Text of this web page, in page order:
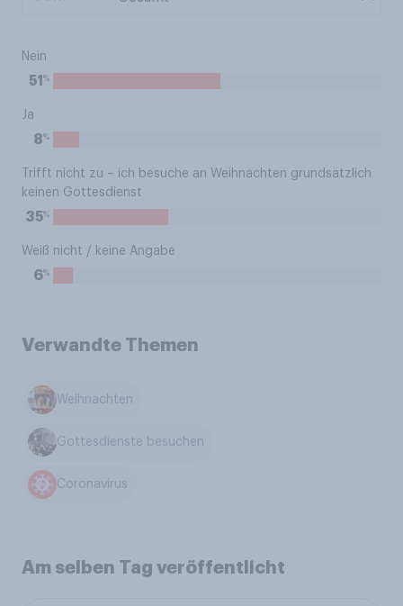
Nein
51 %
Ja
8%
Trifft nicht zu – ich besuche an Weihnachten grundsätzlich
keinen Gottesdienst
35%
Weiß nicht / keine Angabe
6%
Verwandte Themen
Weihnachten
Gottesdienste besuchen
Coronavirus
Am selben Tag veröffentlicht